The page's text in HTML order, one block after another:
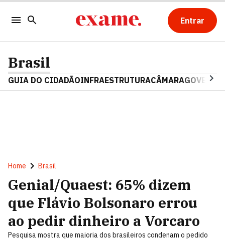
Entrar
Brasil
GUIA DO CIDADÃOINFRAESTRUTURACÂMARAGOVERNO
Home Brasil
Genial/Quaest: 65% dizem
que Flávio Bolsonaro errou
ao pedir dinheiro a Vorcaro
Pesquisa mostra que maioria dos brasileiros condenam o pedido